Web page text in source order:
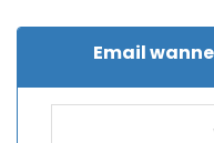
Email